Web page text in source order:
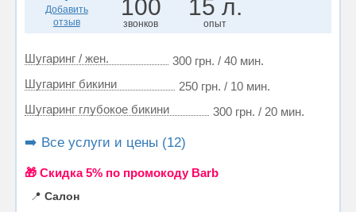
Добавить
отзыв
100
звонков
15 л.
опыт
Шугаринг / жен.
300 грн. / 40 мин.
Шугаринг бикини
250 грн. / 10 мин.
Шугаринг глубокое бикини
300 грн. / 20 мин.
➡️ Все услуги и цены (12)
🎁 Cкидка 5% по промокоду Barb
📍 Салон